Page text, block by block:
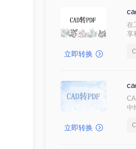
立即转换
在
享
立即转换
中